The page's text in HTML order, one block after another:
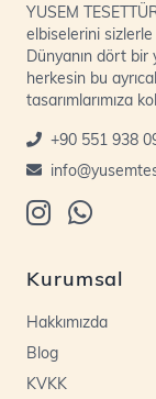
YUSEM
elbiselerini
Dünyanın dört bir
herkesin bu
tasarımlarımıza
+90 551 938
Kurumsal
Hakkımızda
Blog
KVKK